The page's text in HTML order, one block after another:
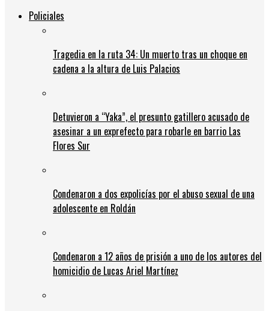
Policiales
Tragedia en la ruta 34: Un muerto tras un choque en
cadena a la altura de Luis Palacios
Detuvieron a “Yaka”, el presunto gatillero acusado de
asesinar a un exprefecto para robarle en barrio Las
Flores Sur
Condenaron a dos expolicías por el abuso sexual de una
adolescente en Roldán
Condenaron a 12 años de prisión a uno de los autores del
homicidio de Lucas Ariel Martínez